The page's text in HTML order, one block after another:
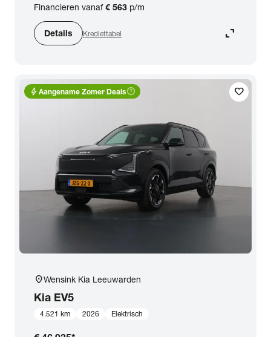
Financieren vanaf€ 563 p/m
Details Krediettabel expand_content
favorite
bolt Aangename Zomer Dealshelp_outline
location_onWensink Kia Leeuwarden
Kia EV5
4.521 km 2026 Elektrisch